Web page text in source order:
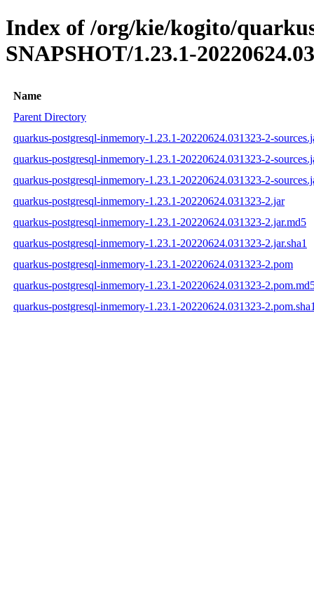
Index of /org/kie/kogito/
SNAPSHOT/1.23.1-
Name
Parent Directory
quarkus-postgresql-inmemory-1.23.1-20220624.031323-2-
quarkus-postgresql-inmemory-1.23.1-20220624.031323-2-
quarkus-postgresql-inmemory-1.23.1-20220624.031323-2-
quarkus-postgresql-inmemory-1.23.1-20220624.031323-2.jar
quarkus-postgresql-inmemory-1.23.1-20220624.031323-2.jar.md5
quarkus-postgresql-inmemory-1.23.1-20220624.031323-2.jar.sha1
quarkus-postgresql-inmemory-1.23.1-20220624.031323-2.pom
quarkus-postgresql-inmemory-1.23.1-20220624.031323-
quarkus-postgresql-inmemory-1.23.1-20220624.031323-